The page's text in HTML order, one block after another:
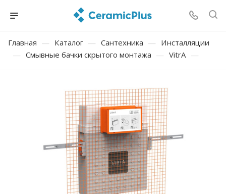
Главная — Каталог — Сантехника — Инсталляции
— Смывные бачки скрытого монтажа — VitrA —